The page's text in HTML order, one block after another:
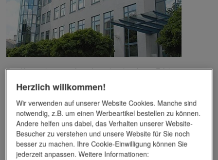
Das Unternehmen verfügt über jahrzehntelange Erfahrung im
Dieses Wissen kommt unseren Kunden tagtäglich zugute,
insbesondere wenn es um professionellen
Werbedruck und
andere Veredelungsverfahren geht.
Unser Service
Individuelle Beratung
Herzlich willkommen!
Wir verwenden auf unserer Website Cookies. Manche sind
notwendig, z.B. um einen Werbeartikel bestellen zu können.
Andere helfen uns dabei, das Verhalten unserer Website-
Besucher zu verstehen und unsere Website für Sie noch
besser zu machen. Ihre Cookie-Einwilligung können Sie
jederzeit anpassen. Weitere Informationen: